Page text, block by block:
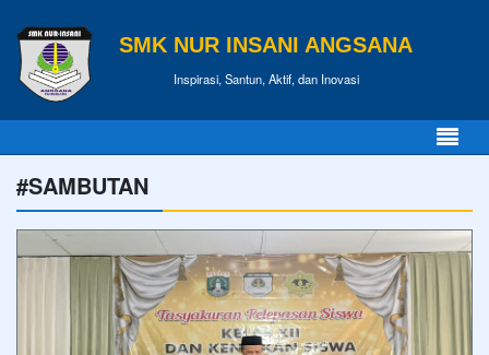
SMK NUR INSANI ANGSANA
Inspirasi, Santun, Aktif, dan Inovasi
#SAMBUTAN